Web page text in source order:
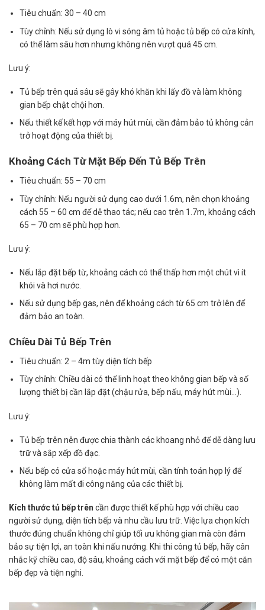
Tiêu chuẩn: 30 – 40 cm
Tùy chỉnh: Nếu sử dụng lò vi sóng âm tủ hoặc tủ bếp có cửa kính,
có thể làm sâu hơn nhưng không nên vượt quá 45 cm.
Lưu ý:
Tủ bếp trên quá sâu sẽ gây khó khăn khi lấy đồ và làm không
gian bếp chật chội hơn.
Nếu thiết kế kết hợp với máy hút mùi, cần đảm bảo tủ không cản
trở hoạt động của thiết bị.
Khoảng Cách Từ Mặt Bếp Đến Tủ Bếp Trên
Tiêu chuẩn: 55 – 70 cm
Tùy chỉnh: Nếu người sử dụng cao dưới 1.6m, nên chọn khoảng
cách 55 – 60 cm để dễ thao tác; nếu cao trên 1.7m, khoảng cách
65 – 70 cm sẽ phù hợp hơn.
Lưu ý:
Nếu lắp đặt bếp từ, khoảng cách có thể thấp hơn một chút vì ít
khói và hơi nước.
Nếu sử dụng bếp gas, nên để khoảng cách từ 65 cm trở lên để
đảm bảo an toàn.
Chiều Dài Tủ Bếp Trên
Tiêu chuẩn: 2 – 4m tùy diện tích bếp
Tùy chỉnh: Chiều dài có thể linh hoạt theo không gian bếp và số
lượng thiết bị cần lắp đặt (chậu rửa, bếp nấu, máy hút mùi…).
Lưu ý:
Tủ bếp trên nên được chia thành các khoang nhỏ để dễ dàng lưu
trữ và sắp xếp đồ đạc.
Nếu bếp có cửa sổ hoặc máy hút mùi, cần tính toán hợp lý để
không làm mất đi công năng của các thiết bị.
Kích thước tủ bếp trên cần được thiết kế phù hợp với chiều cao
người sử dụng, diện tích bếp và nhu cầu lưu trữ. Việc lựa chọn kích
thước đúng chuẩn không chỉ giúp tối ưu không gian mà còn đảm
bảo sự tiện lợi, an toàn khi nấu nướng. Khi thi công tủ bếp, hãy cân
nhắc kỹ chiều cao, độ sâu, khoảng cách với mặt bếp để có một căn
bếp đẹp và tiện nghi.